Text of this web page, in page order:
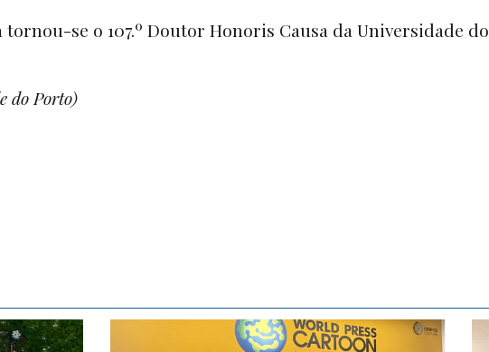
se o 107.º Doutor Honoris Causa da Universidade do
do Porto)